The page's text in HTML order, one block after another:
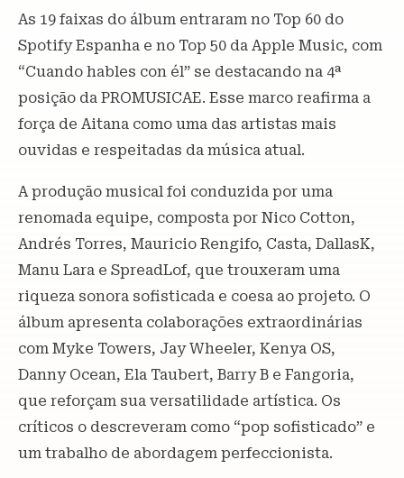
As 19 faixas do álbum entraram no Top 60 do
Spotify Espanha e no Top 50 da Apple Music, com
“Cuando hables con él” se destacando na 4ª
posição da PROMUSICAE. Esse marco reafirma a
força de Aitana como uma das artistas mais
ouvidas e respeitadas da música atual.
A produção musical foi conduzida por uma
renomada equipe, composta por Nico Cotton,
Andrés Torres, Mauricio Rengifo, Casta, DallasK,
Manu Lara e SpreadLof, que trouxeram uma
riqueza sonora sofisticada e coesa ao projeto. O
álbum apresenta colaborações extraordinárias
com Myke Towers, Jay Wheeler, Kenya OS,
Danny Ocean, Ela Taubert, Barry B e Fangoria,
que reforçam sua versatilidade artística. Os
críticos o descreveram como “pop sofisticado” e
um trabalho de abordagem perfeccionista.